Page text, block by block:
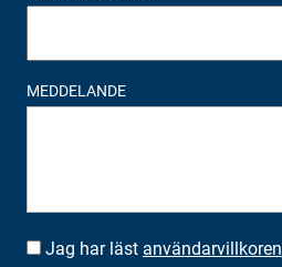
MEDDELANDE
SUOSTUMUS *
Jag har läst användarvillkoren